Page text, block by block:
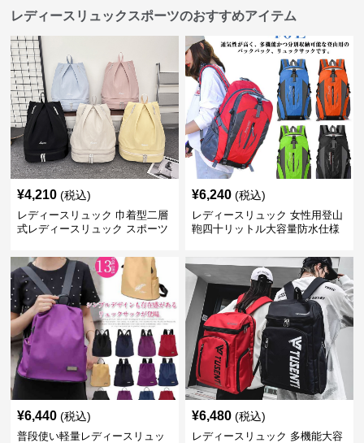
レディースリュックスポーツのおすすめアイテム
¥4,210 (税込)
レディースリュック 巾着型二層
式レディースリュック スポーツ
¥6,240 (税込)
レディースリュック 女性用登山
鞄四十リットル大容量防水仕様
¥6,440 (税込)
普段使い軽量レディースリュッ
¥6,480 (税込)
レディースリュック 多機能大容